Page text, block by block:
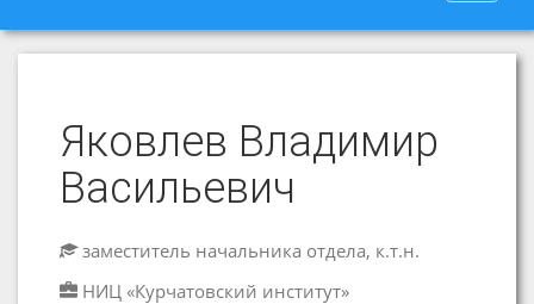
Яковлев Владимир
Васильевич
заместитель начальника отдела, к.т.н.
НИЦ «Курчатовский институт»